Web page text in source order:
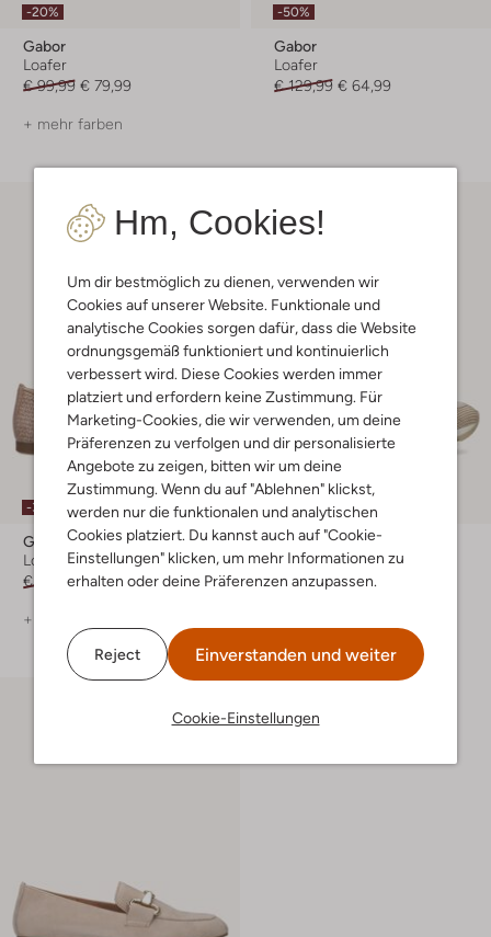
Hm, Cookies!
Um dir bestmöglich zu dienen, verwenden wir
Cookies auf unserer Website. Funktionale und
analytische Cookies sorgen dafür, dass die Website
ordnungsgemäß funktioniert und kontinuierlich
verbessert wird. Diese Cookies werden immer
platziert und erfordern keine Zustimmung. Für
Marketing-Cookies, die wir verwenden, um deine
Präferenzen zu verfolgen und dir personalisierte
Angebote zu zeigen, bitten wir um deine
Zustimmung. Wenn du auf "Ablehnen" klickst,
werden nur die funktionalen und analytischen
Cookies platziert. Du kannst auch auf "Cookie-
Einstellungen" klicken, um mehr Informationen zu
erhalten oder deine Präferenzen anzupassen.
Reject Einverstanden und weiter
Cookie-Einstellungen
-20%
Gabor
Loafer
€ 99,99 € 79,99
+ mehr farben
-50%
Gabor
Loafer
€ 129,99 € 64,99
-30%
Gabor
Loafer
€ 139,99 € 97,99
+ mehr farben
-30%
Gabor
Loafer
€ 129,99 € 90,99